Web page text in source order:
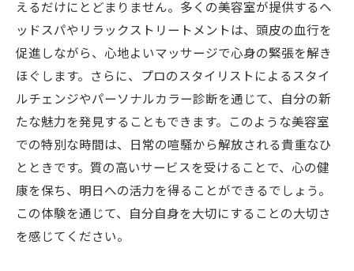
えるだけにとどまりません。多くの美容室が提供するヘ
ッドスパやリラックストリートメントは、頭皮の血行を
促進しながら、心地よいマッサージで心身の緊張を解き
ほぐします。さらに、プロのスタイリストによるスタイ
ルチェンジやパーソナルカラー診断を通じて、自分の新
たな魅力を発見することもできます。このような美容室
での特別な時間は、日常の喧騒から解放される貴重なひ
とときです。質の高いサービスを受けることで、心の健
康を保ち、明日への活力を得ることができるでしょう。
この体験を通じて、自分自身を大切にすることの大切さ
を感じてください。